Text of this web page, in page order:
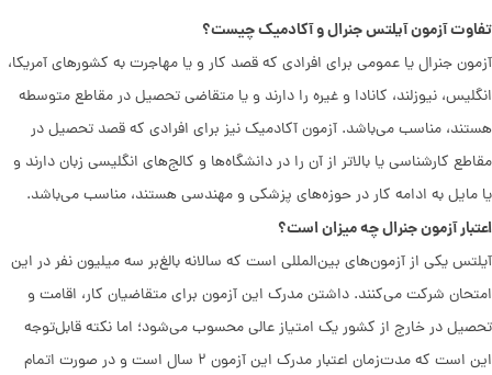
تفاوت آزمون آیلتس جنرال و آکادمیک چیست؟
آزمون جنرال یا عمومی برای افرادی که قصد کار و یا مهاجرت به کشورهای آمریکا،
انگلیس، نیوزلند، کانادا و غیره را دارند و یا متقاضی تحصیل در مقاطع متوسطه
هستند، مناسب می‌باشد. آزمون آکادمیک نیز برای افرادی که قصد تحصیل در
مقاطع کارشناسی یا بالاتر از آن را در دانشگاه‌ها و کالج‌های انگلیسی زبان دارند و
یا مایل به ادامه کار در حوزه‌های پزشکی و مهندسی هستند، مناسب می‌باشد.
اعتبار آزمون جنرال چه میزان است؟
آیلتس یکی از آزمون‌های بین‌المللی است که سالانه بالغ‌بر سه میلیون نفر در این
امتحان شرکت می‌کنند. داشتن مدرک این آزمون برای متقاضیان کار، اقامت و
تحصیل در خارج از کشور یک امتیاز عالی محسوب می‌شود؛ اما نکته قابل‌توجه
این است که مدت‌زمان اعتبار مدرک این آزمون ۲ سال است و در صورت اتمام